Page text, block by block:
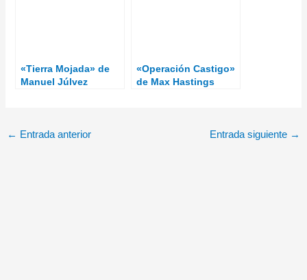
«Tierra Mojada» de
Manuel Júlvez
«Operación Castigo»
de Max Hastings
← Entrada anterior Entrada siguiente →